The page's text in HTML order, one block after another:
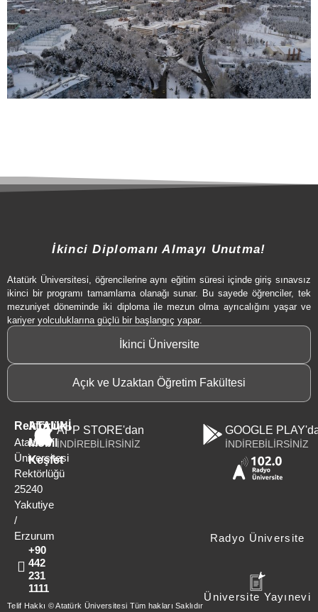
İkinci Diplomanı Almayı Unutma!
Atatürk Üniversitesi, öğrencilerine aynı eğitim süresi içinde giriş sınavsız
ikinci bir programı tamamlama olanağı sunar. Bu sayede öğrenciler, tek
mezuniyet döneminde iki diploma ile mezun olma ayrıcalığını yaşar ve
kariyer yolculuklarına güçlü bir başlangıç yapar.
İkinci Üniversite
Açık ve Uzaktan Öğretim Fakültesi
Rektörlük
Atatürk
Üniversitesi
Rektörlüğü
25240
Yakutiye
/
Erzurum
+90
442
231
1111
ATAUNİ
Mobil
Keşfet
APP STORE'dan
İNDİREBİLİRSİNİZ
GOOGLE
İNDİREBİLİRSİNİZ
Radyo Üniversite
Üniversite Yayınevi
Telif Hakkı © Atatürk Üniversitesi Tüm hakları Saklıdır